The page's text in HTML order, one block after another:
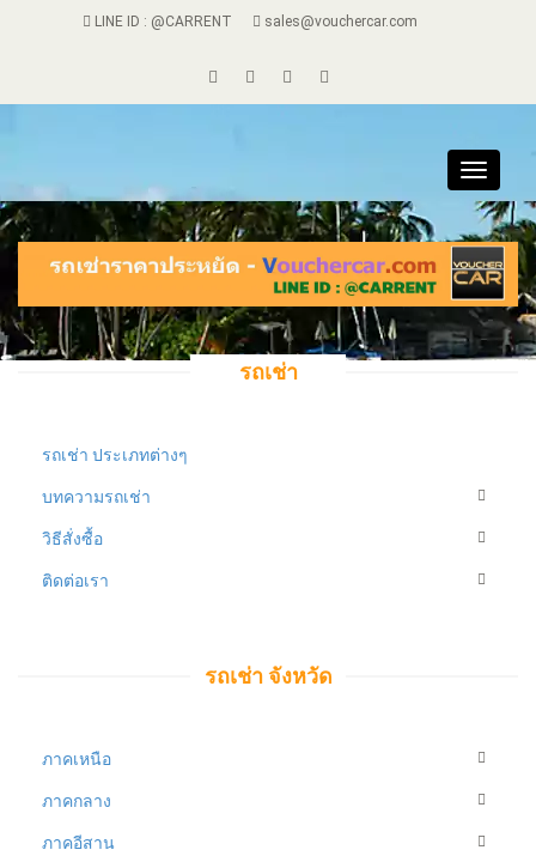
LINE ID : @CARRENT sales@vouchercar.com
Toggle
รถเช่า
รถเช่า ประเภทต่างๆ
บทความรถเช่า
วิธีสั่งซื้อ
ติดต่อเรา
รถเช่า จังหวัด
ภาคเหนือ
ภาคกลาง
ภาคอีสาน